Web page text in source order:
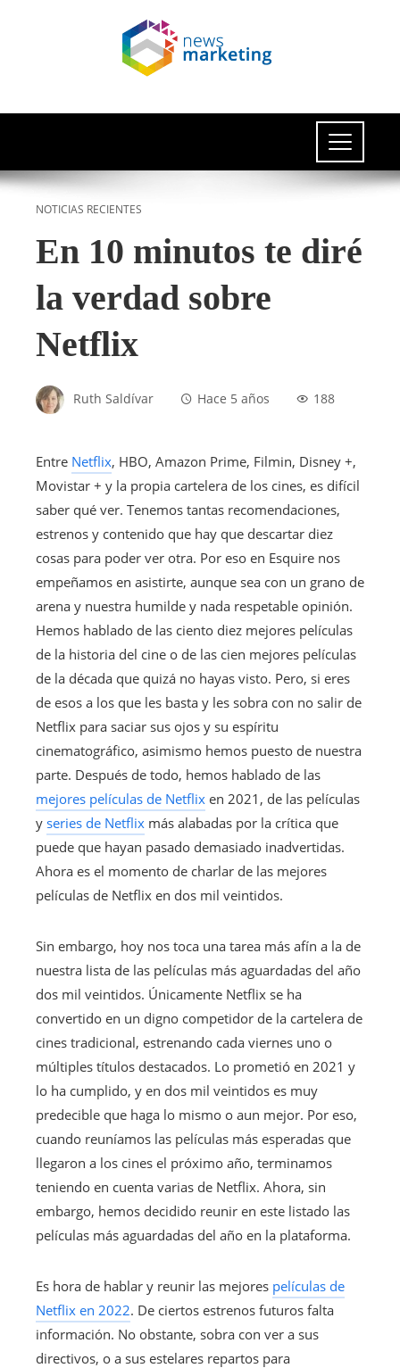
NOTICIAS RECIENTES
En 10 minutos te diré
la verdad sobre
Netflix
Ruth Saldívar Hace 5 años 188
Entre Netflix, HBO, Amazon Prime, Filmin, Disney +,
Movistar + y la propia cartelera de los cines, es difícil
saber qué ver. Tenemos tantas recomendaciones,
estrenos y contenido que hay que descartar diez
cosas para poder ver otra. Por eso en Esquire nos
empeñamos en asistirte, aunque sea con un grano de
arena y nuestra humilde y nada respetable opinión.
Hemos hablado de las ciento diez mejores películas
de la historia del cine o de las cien mejores películas
de la década que quizá no hayas visto. Pero, si eres
de esos a los que les basta y les sobra con no salir de
Netflix para saciar sus ojos y su espíritu
cinematográfico, asimismo hemos puesto de nuestra
parte. Después de todo, hemos hablado de las
mejores películas de Netflix en 2021, de las películas
y series de Netflix más alabadas por la crítica que
puede que hayan pasado demasiado inadvertidas.
Ahora es el momento de charlar de las mejores
películas de Netflix en dos mil veintidos.
Sin embargo, hoy nos toca una tarea más afín a la de
nuestra lista de las películas más aguardadas del año
dos mil veintidos. Únicamente Netflix se ha
convertido en un digno competidor de la cartelera de
cines tradicional, estrenando cada viernes uno o
múltiples títulos destacados. Lo prometió en 2021 y
lo ha cumplido, y en dos mil veintidos es muy
predecible que haga lo mismo o aun mejor. Por eso,
cuando reuníamos las películas más esperadas que
llegaron a los cines el próximo año, terminamos
teniendo en cuenta varias de Netflix. Ahora, sin
embargo, hemos decidido reunir en este listado las
películas más aguardadas del año en la plataforma.
Es hora de hablar y reunir las mejores películas de
Netflix en 2022. De ciertos estrenos futuros falta
información. No obstante, sobra con ver a sus
directivos, o a sus estelares repartos para